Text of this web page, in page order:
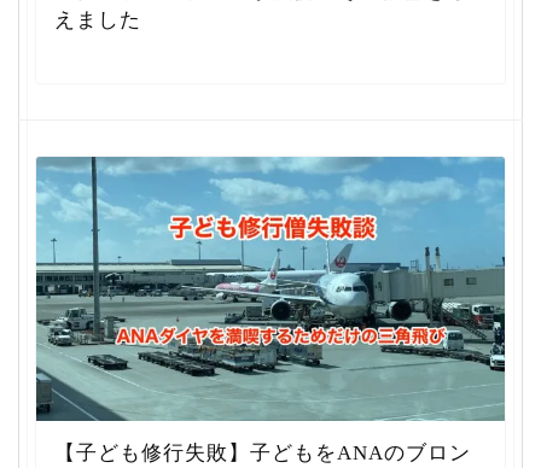
えました
【子ども修行失敗】子どもをANAのブロン